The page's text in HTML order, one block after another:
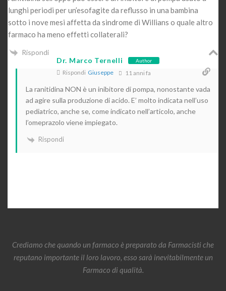
lunghi periodi per un’esofagite da reflusso in una bambina
sotto i nove mesi affetta da sindrome di Willians o quale altro
farmaco ha meno effetti collaterali?
Rispondi
Dr. Marco Ternelli
Author
Rispondi Giuseppe 11 anni fa
La ranitidina NON è un inibitore di pompa, nonostante vada
ad agire sulla produzione di acido. E’ molto indicata nell’uso
pediatrico, anche se, come indicato nell’articolo, anche
l’omeprazolo viene impiegato.
Rispondi
Crediamo che quando un farmaco è preparato da Farmacisti che
reputano importante il loro lavoro, esso sarà inevitabilmente un
Farmaco di qualità.